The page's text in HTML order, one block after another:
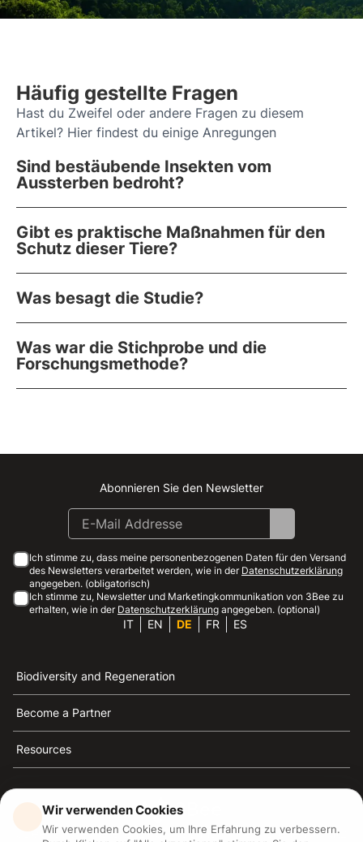
Häufig gestellte Fragen
Hast du Zweifel oder andere Fragen zu diesem
Artikel? Hier findest du einige Anregungen
Sind bestäubende Insekten vom
Aussterben bedroht?
Gibt es praktische Maßnahmen für den
Schutz dieser Tiere?
Was besagt die Studie?
Was war die Stichprobe und die
Forschungsmethode?
Instagram
Facebook
Linkedin
Youtube
Abonnieren Sie den Newsletter
Ich stimme zu, dass meine personenbezogenen Daten für den Versand
des Newsletters verarbeitet werden, wie in der Datenschutzerklärung
angegeben. (obligatorisch)
Ich stimme zu, Newsletter und Marketingkommunikation von 3Bee zu
erhalten, wie in der Datenschutzerklärung angegeben. (optional)
IT EN DE FR ES
Biodiversity and Regeneration
Become a Partner
Resources
3Bee ist die Referenz für Nachhaltigkeit, Bienenschutz
Wir verwenden Cookies
Wir verwenden Cookies, um Ihre Erfahrung zu verbessern.